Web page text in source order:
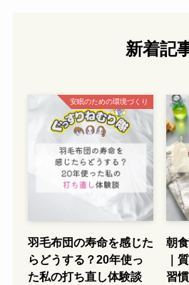
新着記
安眠のための環境づくり
羽毛布団の寿命を感じた
らどうする？20年使っ
た私の打ち直し体験談
朝
｜
習